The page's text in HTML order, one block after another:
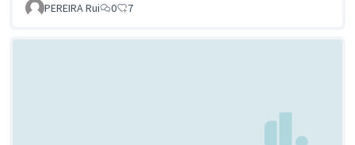
PEREIRA Rui 0 7